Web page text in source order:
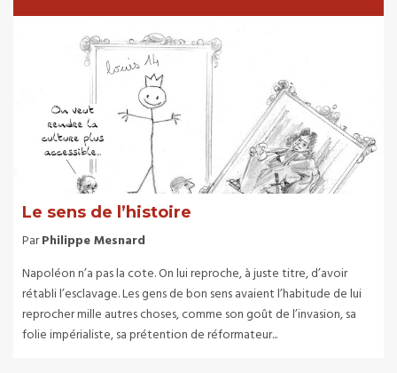
Le sens de l’histoire
ParPhilippe Mesnard
Napoléon n’a pas la cote. On lui reproche, à juste titre, d’avoir
rétabli l’esclavage. Les gens de bon sens avaient l’habitude de lui
reprocher mille autres choses, comme son goût de l’invasion, sa
folie impérialiste, sa prétention de réformateur...